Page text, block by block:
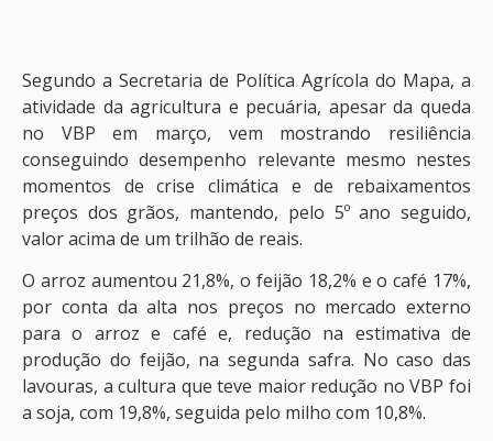
Segundo a Secretaria de Política Agrícola do Mapa, a
atividade da agricultura e pecuária, apesar da queda
no VBP em março, vem mostrando resiliência
conseguindo desempenho relevante mesmo nestes
momentos de crise climática e de rebaixamentos
preços dos grãos, mantendo, pelo 5º ano seguido,
valor acima de um trilhão de reais.
O arroz aumentou 21,8%, o feijão 18,2% e o café 17%,
por conta da alta nos preços no mercado externo
para o arroz e café e, redução na estimativa de
produção do feijão, na segunda safra. No caso das
lavouras, a cultura que teve maior redução no VBP foi
a soja, com 19,8%, seguida pelo milho com 10,8%.